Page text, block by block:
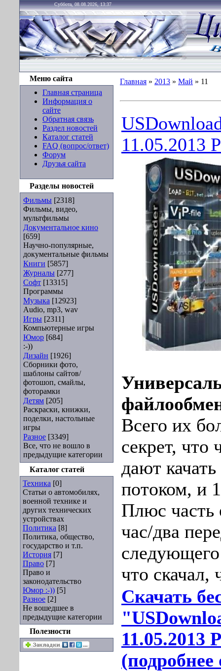
Суббота, 08.08.2026, 13:37
Меню сайта
Главная страница
Информация о
сайте
Обратная связь
Раздел новостей
Каталог статей
FAQ (вопрос/ответ)
Форум
Друзья сайта
Разделы новостей
Фильмы [2318]
Фильмы, видео,
мультфильмы
Документальное кино
[659]
Научно-популярные,
документальные фильмы
Книги [5857]
Журналы [277]
Софт [13315]
Программы
Музыка [12923]
Audio, mp3, wav
Игры [2311]
Компьютерные игры
Юмор [684]
:-))
Дизайн [1926]
Сборники фото,
шаблоны сайтов/
фотошоп, смайлы,
фоторамки
Детям [205]
Раскраски, книжки,
поделки, настольные
игры
Разное [3349]
Все, что не вошло в
предыдущие категории
Каталог статей
Техника [0]
Статьи о автомобилях,
военной технике и
других технических
устройствах
Политика [8]
Политика, общество,
государство и т.п.
История [7]
Право [7]
Право и
законодательство
Юмор :-)) [5]
Разное [2]
Не вошедшее в
предыдущие категории
Полезности
Главная » 2013 » Май » 11
11.05.2013
Всего их
секрет, что
дают
потоком, и
Плюс часть
час/два
что скачал,
Скачать
11.05.2013
(подробнее